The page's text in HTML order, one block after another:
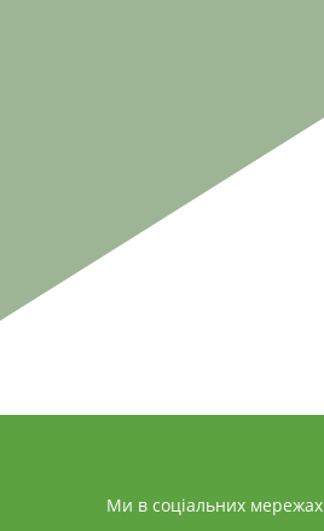
Ми в соціальних мережах